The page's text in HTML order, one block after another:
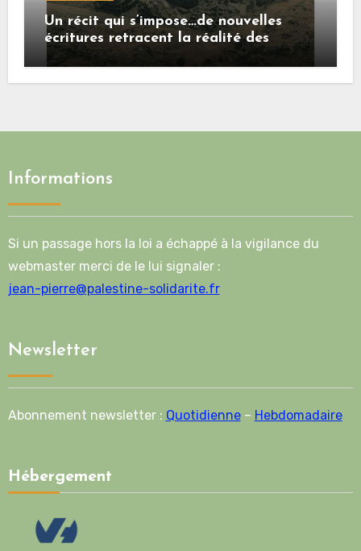
Un récit qui s’impose…de nouvelles
écritures retracent la réalité des
crimes sionistes à Gaza
Informations
Si un passage hors la loi a échappé à la vigilance du
webmaster merci de le lui signaler :
jean-pierre@palestine-solidarite.fr
Newsletter
Abonnement newsletter : Quotidienne– Hebdomadaire
Hébergement